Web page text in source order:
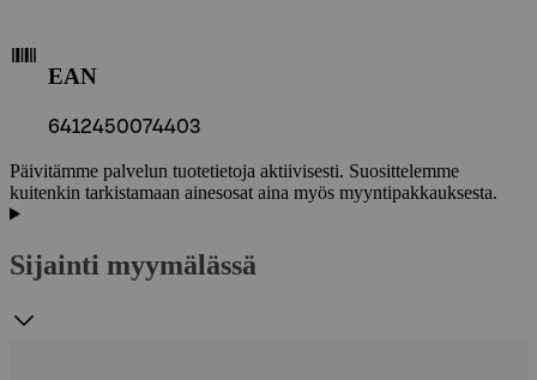
EAN
6412450074403
Päivitämme palvelun tuotetietoja aktiivisesti. Suosittelemme
kuitenkin tarkistamaan ainesosat aina myös myyntipakkauksesta.
Sijainti myymälässä